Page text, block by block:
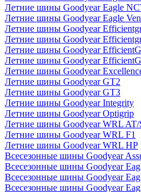
Летние шины Goodyear Eagle
Летние шины Goodyear Eagle
Летние шины Goodyear
Летние шины Goodyear
Летние шины Goodyear
Летние шины Goodyear
Летние шины Goodyear
Летние шины Goodyear GT2
Летние шины Goodyear GT3
Летние шины Goodyear Integrity
Летние шины Goodyear Optigrip
Летние шины Goodyear WRL AT/
Летние шины Goodyear WRL F1
Летние шины Goodyear WRL HP
Всесезонные шины Goodyear
Всесезонные шины Goodyear
Всесезонные шины Goodyear
Всесезонные шины Goodyear